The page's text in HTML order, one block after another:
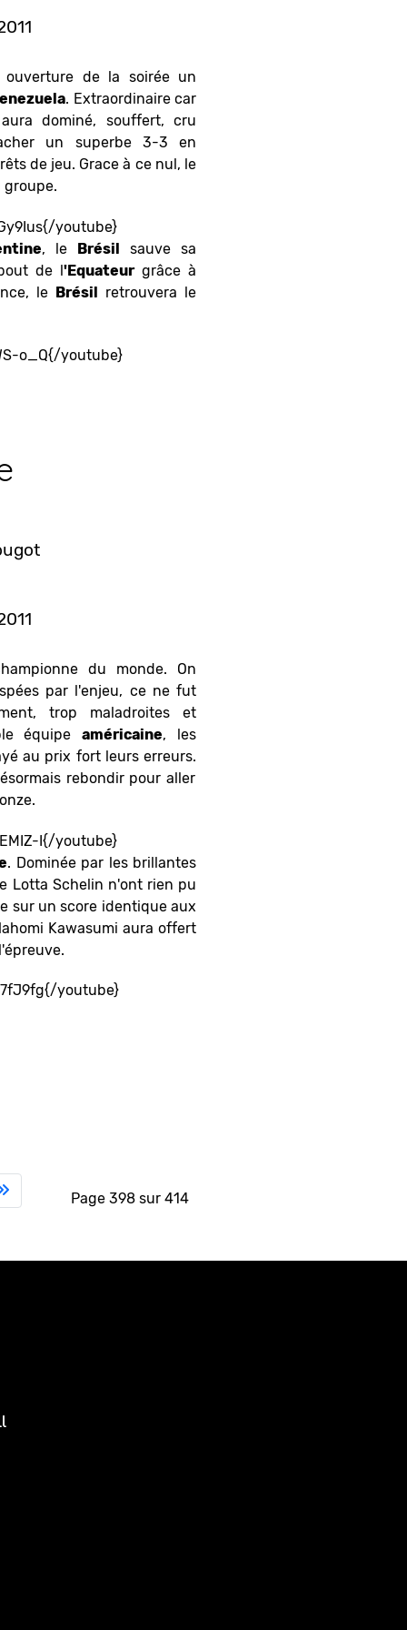
de la soirée un
. Extraordinaire car
dominé, souffert, cru
un superbe 3-3 en
de jeu. Grace à ce nul, le
youtube}
, le Brésil
sauve sa
de l 'Equateurgrâce à
le
Brésil
retrouvera le
o_Q{/youtube}
du monde. On
par l'enjeu, ce ne fut
trop maladroites et
équipe américaine, les
au prix fort leurs erreurs.
rebondir pour aller
I{/youtube}
. Dominée par les brillantes
Lotta Schelin n'ont rien pu
sur un score identique aux
Kawasumi aura offert
youtube}
Page 398 sur 414